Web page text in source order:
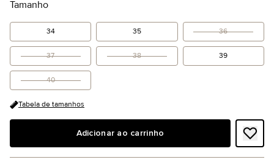
Tamanho
34 35 36
37 38 39
40
Tabela de tamanhos
Adicionar ao carrinho